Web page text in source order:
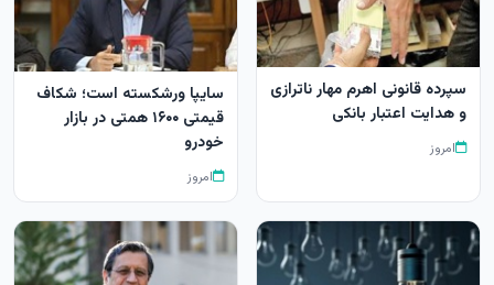
سپرده قانونی اهرم مهار ناترازی
و هدایت اعتبار بانکی
امروز
سایپا ورشکسته است؛ شکاف
قیمتی ۱۶۰۰ همتی در بازار
خودرو
امروز